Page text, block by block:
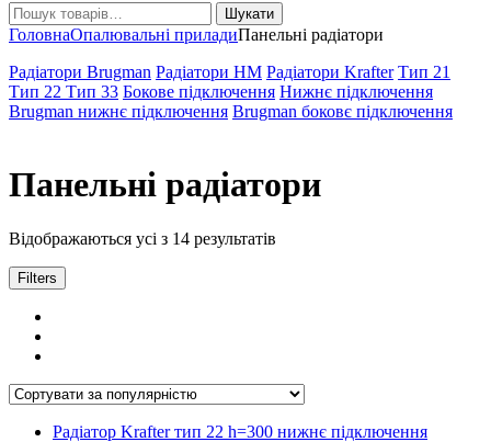
Шукати:
Шукати
ГоловнаОпалювальні приладиПанельні радіатори
Радіатори Brugman Радіатори HM Радіатори Krafter Тип 21
Тип 22 Тип 33 Бокове підключення Нижнє підключення
Brugman нижнє підключення Brugman боковє підключення
Панельні радіатори
Відображаються усі з 14 результатів
Filters
Радіатор Krafter тип 22 h=300 нижнє підключення